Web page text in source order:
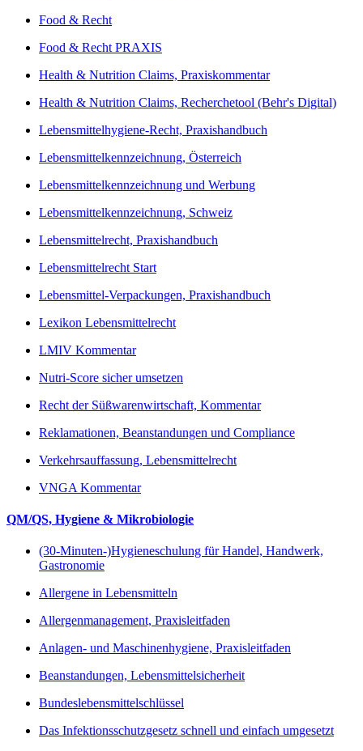
Food & Recht
Food & Recht PRAXIS
Health & Nutrition Claims, Praxiskommentar
Health & Nutrition Claims, Recherchetool (Behr's Digital)
Lebensmittelhygiene-Recht, Praxishandbuch
Lebensmittelkennzeichnung, Österreich
Lebensmittelkennzeichnung und Werbung
Lebensmittelkennzeichnung, Schweiz
Lebensmittelrecht, Praxishandbuch
Lebensmittelrecht Start
Lebensmittel-Verpackungen, Praxishandbuch
Lexikon Lebensmittelrecht
LMIV Kommentar
Nutri-Score sicher umsetzen
Recht der Süßwarenwirtschaft, Kommentar
Reklamationen, Beanstandungen und Compliance
Verkehrsauffassung, Lebensmittelrecht
VNGA Kommentar
QM/QS, Hygiene & Mikrobiologie
(30-Minuten-)Hygieneschulung für Handel, Handwerk,
Gastronomie
Allergene in Lebensmitteln
Allergenmanagement, Praxisleitfaden
Anlagen- und Maschinenhygiene, Praxisleitfaden
Beanstandungen, Lebensmittelsicherheit
Bundeslebensmittelschlüssel
Das Infektionsschutzgesetz schnell und einfach umgesetzt